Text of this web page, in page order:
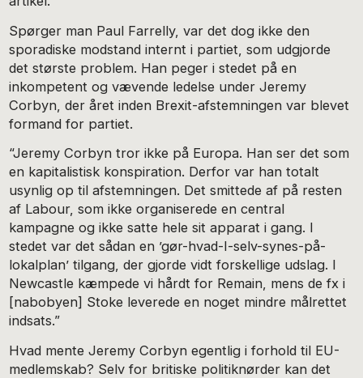
Spørger man Paul Farrelly, var det dog ikke den
sporadiske modstand internt i partiet, som udgjorde
det største problem. Han peger i stedet på en
inkompetent og vævende ledelse under Jeremy
Corbyn, der året inden Brexit-afstemningen var blevet
formand for partiet.
“Jeremy Corbyn tror ikke på Europa. Han ser det som
en kapitalistisk konspiration. Derfor var han totalt
usynlig op til afstemningen. Det smittede af på resten
af Labour, som ikke organiserede en central
kampagne og ikke satte hele sit apparat i gang. I
stedet var det sådan en ’gør-hvad-I-selv-synes-på-
lokalplan’ tilgang, der gjorde vidt forskellige udslag. I
Newcastle kæmpede vi hårdt for Remain, mens de fx i
[nabobyen] Stoke leverede en noget mindre målrettet
indsats.”
Hvad mente Jeremy Corbyn egentlig i forhold til EU-
medlemskab? Selv for britiske politiknørder kan det